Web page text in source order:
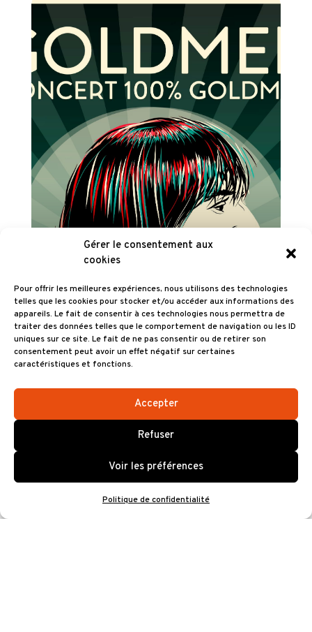
Gérer le consentement aux
cookies
Pour offrir les meilleures expériences, nous utilisons des technologies
telles que les cookies pour stocker et/ou accéder aux informations des
appareils. Le fait de consentir à ces technologies nous permettra de
traiter des données telles que le comportement de navigation ou les ID
uniques sur ce site. Le fait de ne pas consentir ou de retirer son
consentement peut avoir un effet négatif sur certaines
caractéristiques et fonctions.
Accepter
Refuser
Voir les préférences
Politique de confidentialité
Informations
► Infos et réservations CE et
PMR/PSH :
GINGER PRODUCTION : 03 22 89 20
00 – contact@ginger.fr
janvier à 18h00
► En vente dans les points habituels
(Carrefour, Fnac, Géant, Leclerc,
RÉSERVEZ